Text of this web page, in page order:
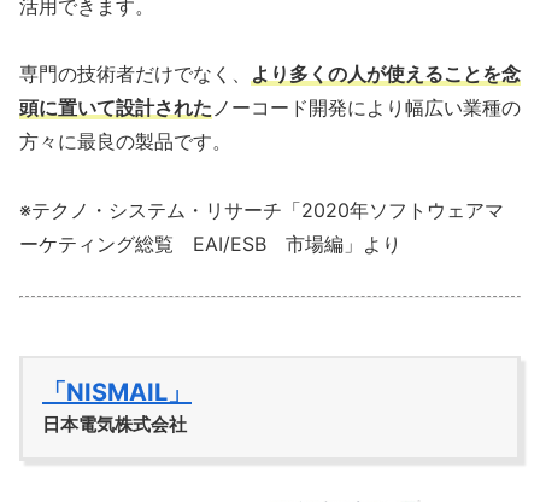
活用できます。
専門の技術者だけでなく、 より多くの人が使えることを念
頭に置いて設計された ノーコード開発により幅広い業種の
方々に最良の製品です。
※テクノ・システム・リサーチ「2020年ソフトウェアマ
ーケティング総覧 EAI/ESB 市場編」より
「NISMAIL」
日本電気株式会社